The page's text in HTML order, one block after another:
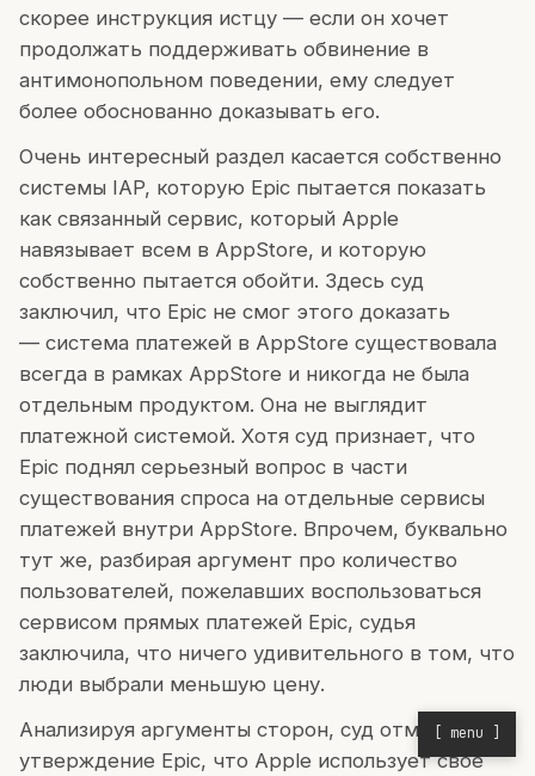
скорее инструкция истцу — если он хочет
продолжать поддерживать обвинение в
антимонопольном поведении, ему следует
более обоснованно доказывать его.
Очень интересный раздел касается собственно
системы IAP, которую Epic пытается показать
как связанный сервис, который Apple
навязывает всем в AppStore, и которую
собственно пытается обойти. Здесь суд
заключил, что Epic не смог этого доказать
— система платежей в AppStore существовала
всегда в рамках AppStore и никогда не была
отдельным продуктом. Она не выглядит
платежной системой. Хотя суд признает, что
Epic поднял серьезный вопрос в части
существования спроса на отдельные сервисы
платежей внутри AppStore. Впрочем, буквально
тут же, разбирая аргумент про количество
пользователей, пожелавших воспользоваться
сервисом прямых платежей Epic, судья
заключила, что ничего удивительного в том, что
люди выбрали меньшую цену.
Анализируя аргументы сторон, суд отметил, что
утверждение Epic, что Apple использует свое
[ menu ]